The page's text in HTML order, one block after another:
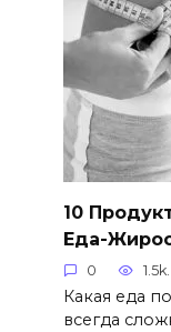
10
Еда-
0 1.5k.
Какая еда
всегда